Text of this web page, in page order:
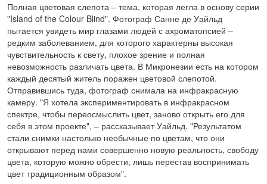
Полная цветовая слепота – тема, которая легла в основу серии
"Island of the Colour Blind". Фотограф Санне де Уайльд
пытается увидеть мир глазами людей с ахроматопсией –
редким заболеванием, для которого характерны высокая
чувствительность к свету, плохое зрение и полная
невозможность различать цвета. В Микронезии есть на котором
каждый десятый житель поражен цветовой слепотой.
Отправившись туда, фотограф снимала на инфракрасную
камеру. "Я хотела экспериментировать в инфракрасном
спектре, чтобы переосмыслить цвет, заново открыть его для
себя в этом проекте", – рассказывает Уайльд. "Результатом
стали снимки настолько необычные по цветам, что они
открывают перед нами совершенно новую реальность, свободу
цвета, которую можно обрести, лишь перестав воспринимать
цвет традиционным образом".